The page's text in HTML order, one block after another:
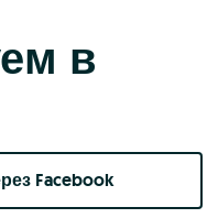
в
Facebook